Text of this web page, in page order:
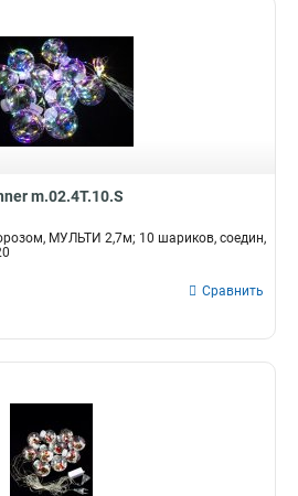
m.02.4T.10.S
МУЛЬТИ 2,7м; 10 шариков, соедин,
Сравнить